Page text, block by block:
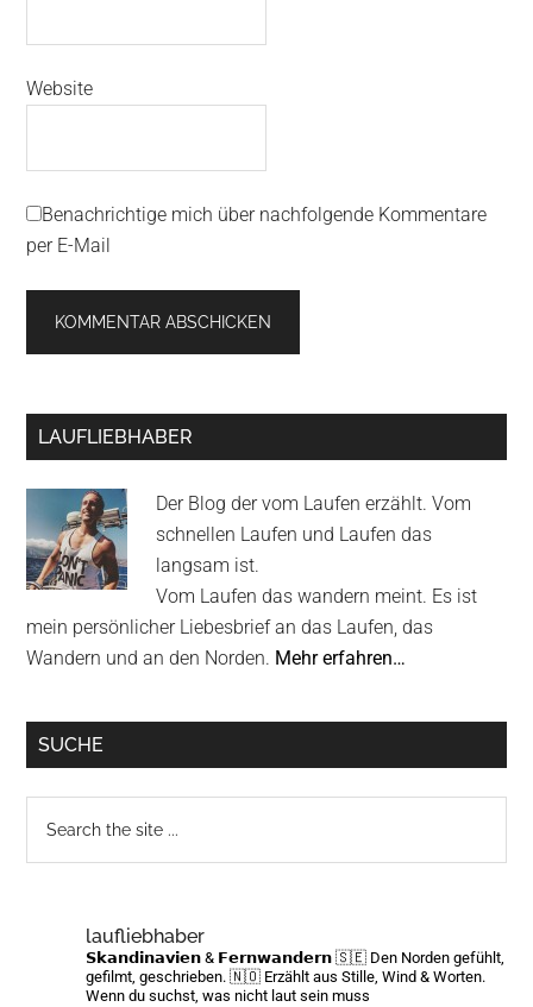
Website
Benachrichtige mich über nachfolgende Kommentare
per E-Mail
Primary
LAUFLIEBHABER
Der Blog der vom Laufen erzählt. Vom
schnellen Laufen und Laufen das
langsam ist.
Vom Laufen das wandern meint. Es ist
mein persönlicher Liebesbrief an das Laufen, das
Wandern und an den Norden. Mehr erfahren…
SUCHE
the
laufliebhaber
𝗦𝗸𝗮𝗻𝗱𝗶𝗻𝗮𝘃𝗶𝗲𝗻 & 𝗙𝗲𝗿𝗻𝘄𝗮𝗻𝗱𝗲𝗿𝗻 🇸🇪 Den Norden gefühlt,
gefilmt, geschrieben. 🇳🇴 Erzählt aus Stille, Wind & Worten.
Wenn du suchst, was nicht laut sein muss